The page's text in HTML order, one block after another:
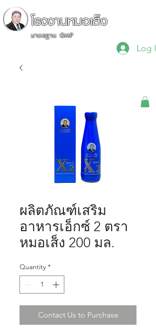
โรงงานหมอเส็ง
มาตรฐาน GMP
Log In
ผลิตภัณฑ์เสริม
อาหารเอ็กซ์ 2 ตรา
หมอเส็ง 200 มล.
Quantity *
Contact Us to Purchase